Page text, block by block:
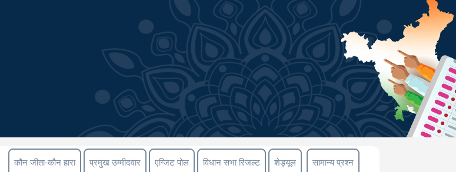
कौन जीता-कौन हारा प्रमुख उम्मीदवार एग्जिट पोल विधान सभा रिजल्ट शेड्यूल सामान्य प्रश्न